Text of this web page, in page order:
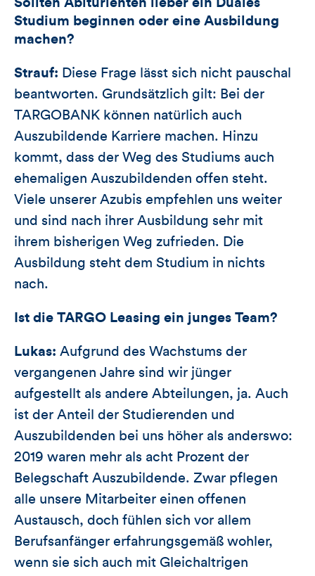
Sollten Abiturienten lieber ein Duales
Studium beginnen oder eine Ausbildung
machen?
Strauf: Diese Frage lässt sich nicht pauschal
beantworten. Grundsätzlich gilt: Bei der
TARGOBANK können natürlich auch
Auszubildende Karriere machen. Hinzu
kommt, dass der Weg des Studiums auch
ehemaligen Auszubildenden offen steht.
Viele unserer Azubis empfehlen uns weiter
und sind nach ihrer Ausbildung sehr mit
ihrem bisherigen Weg zufrieden. Die
Ausbildung steht dem Studium in nichts
nach.
Ist die TARGO Leasing ein junges Team?
Lukas: Aufgrund des Wachstums der
vergangenen Jahre sind wir jünger
aufgestellt als andere Abteilungen, ja. Auch
ist der Anteil der Studierenden und
Auszubildenden bei uns höher als anderswo:
2019 waren mehr als acht Prozent der
Belegschaft Auszubildende. Zwar pflegen
alle unsere Mitarbeiter einen offenen
Austausch, doch fühlen sich vor allem
Berufsanfänger erfahrungsgemäß wohler,
wenn sie sich auch mit Gleichaltrigen